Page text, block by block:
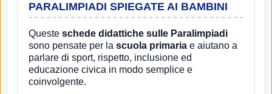
PARALIMPIADI SPIEGATE AI BAMBINI
Queste schede didattiche sulle Paralimpiadi
sono pensate per la scuola primaria e aiutano a
parlare di sport, rispetto, inclusione ed
educazione civica in modo semplice e
coinvolgente.